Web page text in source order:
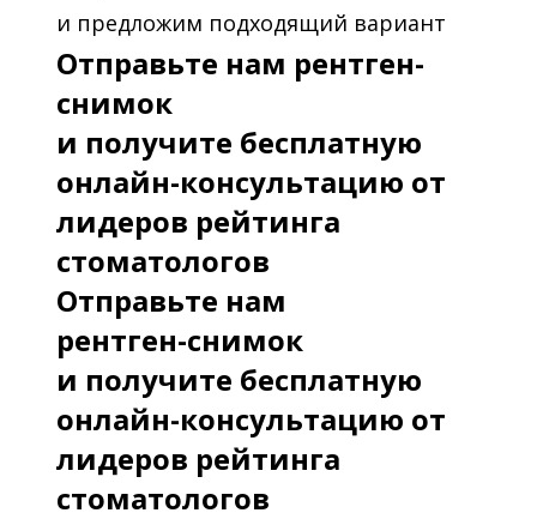
и предложим подходящий вариант
Отправьте нам рентген-
снимок
и получите бесплатную
онлайн-консультацию от
лидеров рейтинга
стоматологов
Отправьте нам
рентген-снимок
и получите бесплатную
онлайн-консультацию от
лидеров рейтинга
стоматологов